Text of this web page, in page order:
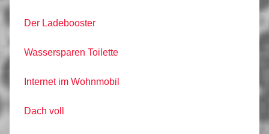
Der Ladebooster
Wassersparen Toilette
Internet im Wohnmobil
Dach voll